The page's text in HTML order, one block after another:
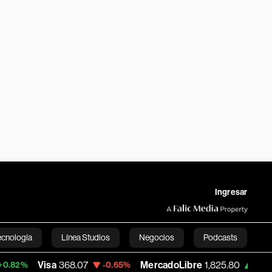
Ingresar
Línea Studios Negocios Podcasts
English
368.07 -0.65% MercadoLibre 1,825.80 +0.08%